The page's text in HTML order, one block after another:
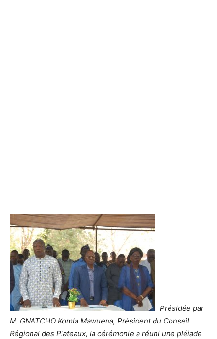
Présidée par
M. GNATCHO Komla Mawuena, Président du Conseil
Régional des Plateaux, la cérémonie a réuni une pléiade